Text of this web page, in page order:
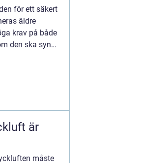
för ett säkert
äldre
krav på både
den ska syns
måste